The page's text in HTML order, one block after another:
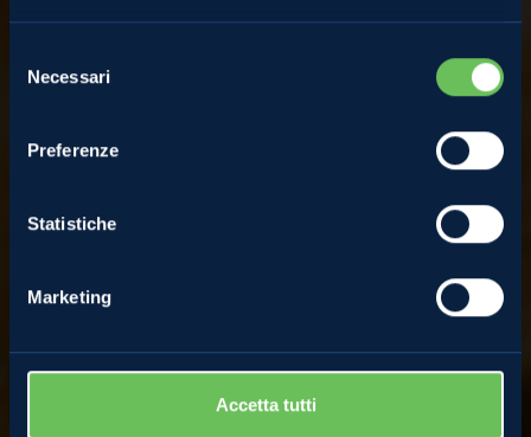
delNecessari
Preferenze
Statistiche
Marketing
Accetta tutti
Torta di mele classica e